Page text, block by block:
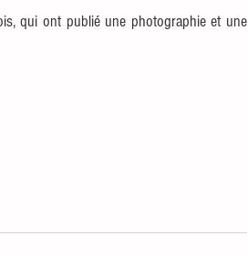
qui ont publié une photographie et une